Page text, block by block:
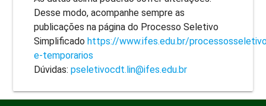
Desse modo, acompanhe sempre as
publicações na página do Processo Seletivo
Simplificado https://www.ifes.edu.br/
e-temporarios
Dúvidas: pseletivocdt.lin@ifes.edu.br